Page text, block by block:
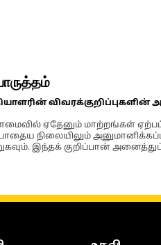
ஏதேனும் மாற்றங்கள்
நிலையிலும்
இந்தக் குறிப்பான் அனைத்துப்